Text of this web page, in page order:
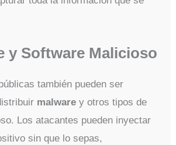
y Software Malicioso
también pueden ser
malware y otros tipos de
Los atacantes pueden inyectar
sin que lo sepas,